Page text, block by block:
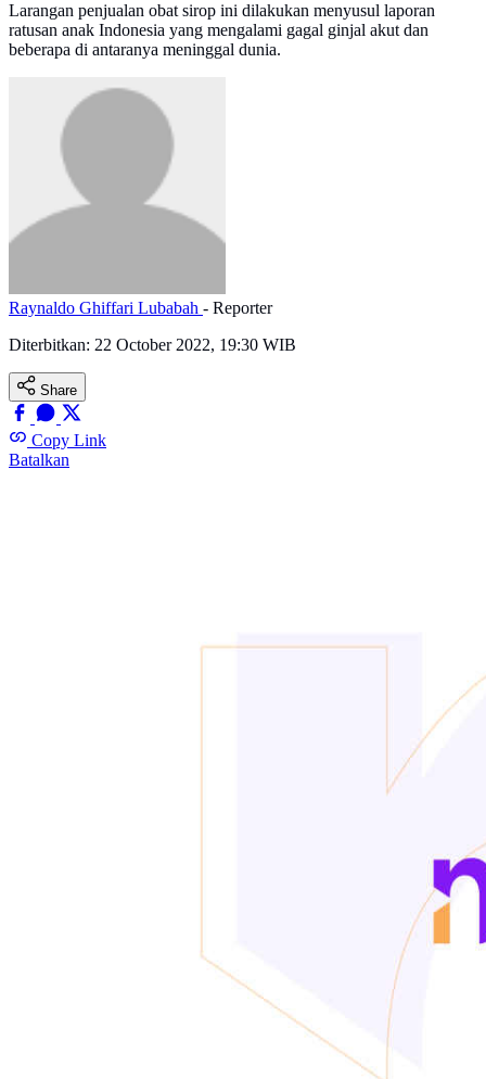
Larangan penjualan obat sirop ini dilakukan menyusul laporan
ratusan anak Indonesia yang mengalami gagal ginjal akut dan
beberapa di antaranya meninggal dunia.
Raynaldo Ghiffari Lubabah - Reporter
Diterbitkan: 22 October 2022, 19:30 WIB
Share
Copy Link
Batalkan